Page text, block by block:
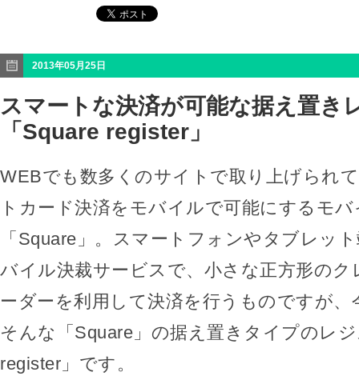
2013年05月25日
スマートな決済が可能な据え置き
「Square register」
WEBでも数多くのサイトで取り上げられ
トカード決済をモバイルで可能にするモ
「Square」。スマートフォンやタブレッ
バイル決裁サービスで、小さな正方形の
ーダーを利用して決済を行うものですが、
そんな「Square」の据え置きタイプのレ
register」です。